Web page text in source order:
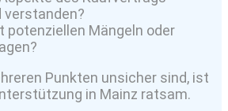
verstanden?
potenziellen Mängeln oder
Punkten unsicher sind, ist
in Mainz ratsam.